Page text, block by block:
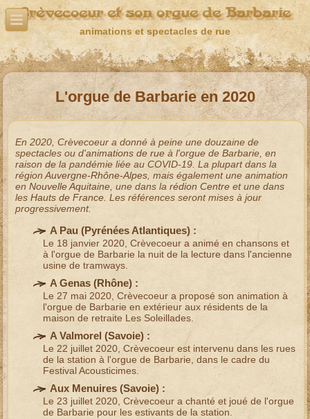
Crèvecoeur et son orgue de Barbarie
animations et spectacles de rue
L'orgue de Barbarie en 2020
En 2020, Crèvecoeur a donné à peine une douzaine de
spectacles ou d'animations de rueà l'orgue de Barbarie, en
raison de la pandémie liée au COVID-19. La plupart dans la
régionAuvergne-Rhône-Alpes, mais également une animation
en Nouvelle Aquitaine, une dans la rédion Centreet une dans
les Hauts de France. Les références seront mises à jour
progressivement.
A Pau (Pyrénées Atlantiques) :
Le 18 janvier 2020, Crèvecoeur a animé en chansons et
à l'orgue de Barbarie la nuit de la lecture dans l'ancienne
usine de tramways.
A Genas (Rhône) :
Le 27 mai 2020, Crèvecoeur a proposé son animation à
l'orgue de Barbarie en extérieuraux résidents de la
maison de retraite Les Soleillades.
A Valmorel (Savoie) :
Le 22 juillet 2020, Crèvecoeur est intervenu dans les rues
de la station à l'orgue de Barbarie, dans le cadre du
Festival Acousticimes.
Aux Menuires (Savoie) :
Le 23 juillet 2020, Crèvecoeur a chanté et joué de l'orgue
de Barbarie pour les estivants de la station.